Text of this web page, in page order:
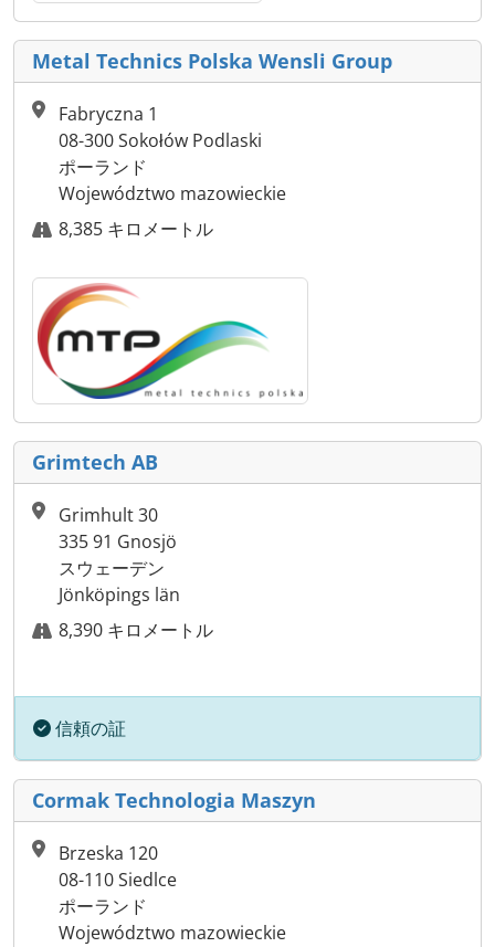
Metal Technics Polska Wensli Group
Fabryczna 1
08-300 Sokołów Podlaski
ポーランド
Województwo mazowieckie
8,385 キロメートル
Grimtech AB
Grimhult 30
335 91 Gnosjö
スウェーデン
Jönköpings län
8,390 キロメートル
信頼の証
Cormak Technologia Maszyn
Brzeska 120
08-110 Siedlce
ポーランド
Województwo mazowieckie